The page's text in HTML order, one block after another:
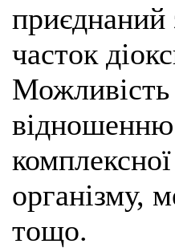
приєднаний
часток
Можливість
відношенню
організму,
тощо.